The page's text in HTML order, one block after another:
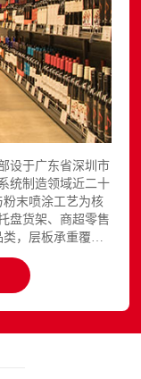
设于广东省深圳市
统制造领域近二十
末喷涂工艺为核
盘货架、商超零售
，层板承重覆盖
东等区域市场，已
。星空平台官网提
务...